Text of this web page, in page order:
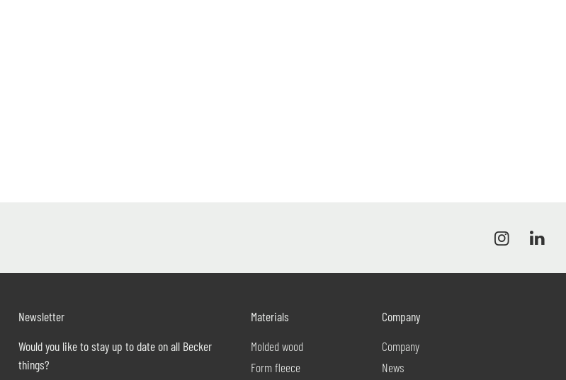
Newsletter
Would you like to stay up to date on all Becker
things?
Materials
Molded wood
Form fleece
Company
Company
News